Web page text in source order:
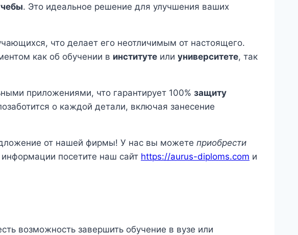
. Это идеальное решение для улучшения ваших
что делает его неотличимым от настоящего.
как об обучении в институте или университете, так
приложениями, что гарантирует 100% защиту
о каждой детали, включая занесение
от нашей фирмы! У нас вы можете приобрести
посетите наш сайт https://aurus-diploms.com и
возможность завершить обучение в вузе или